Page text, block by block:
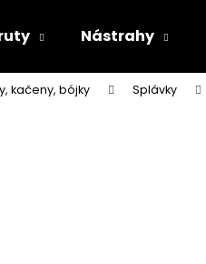
Nástrahy
kačeny, bójky Splávky
Co potřebujete